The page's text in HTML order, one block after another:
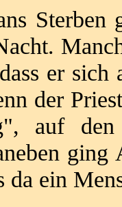
er sich
der
auf
ging
da ein